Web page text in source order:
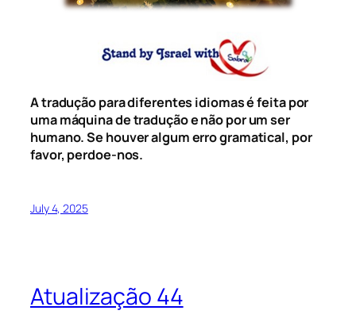
A tradução para diferentes idiomas é feita por
uma máquina de tradução e não por um ser
humano. Se houver algum erro gramatical, por
favor, perdoe-nos.
July 4, 2025
Atualização 44